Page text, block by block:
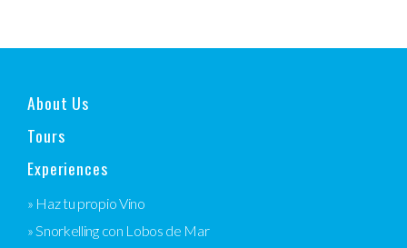
About Us
Tours
Experiences
» Haz tu propio Vino
» Snorkelling con Lobos de Mar